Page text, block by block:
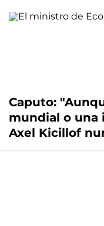
Caputo:
mundial o una
Axel Kicillof